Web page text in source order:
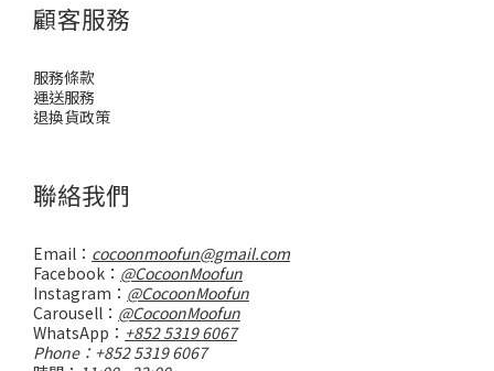
顧客服務
服務條款
運送服務
退換貨政策
聯絡我們
Email： cocoonmoofun@gmail.com
Facebook： @CocoonMoofun
Instagram： @CocoonMoofun
Carousell： @CocoonMoofun
WhatsApp： +852 5319 6067
Phone：+852 5319 6067